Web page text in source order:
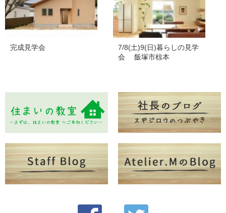
完成見学会
7/8(土)9(日)暮らしの見学
会 飯塚市椋本